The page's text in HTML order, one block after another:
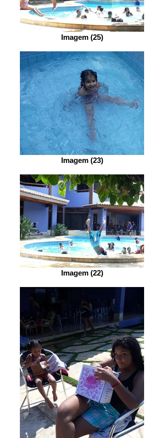
Imagem (25)
Imagem (23)
Imagem (22)